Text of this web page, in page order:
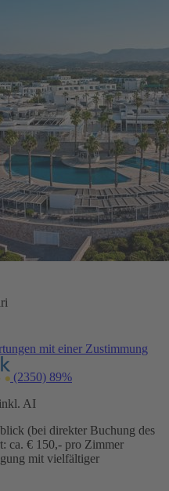
mit einer Zustimmung
(2350) 89%
AI
(bei direkter Buchung des
ca. € 150,- pro Zimmer
mit vielfältiger